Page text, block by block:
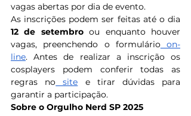
vagas abertas por dia de evento.
12 de setembro ou enquanto houver
vagas, preenchendo o formulário on-
line. Antes de realizar a inscrição os
cosplayers podem conferir todas as
regras no site e tirar dúvidas para
garantir a participação.
Sobre o Orgulho Nerd SP 2025